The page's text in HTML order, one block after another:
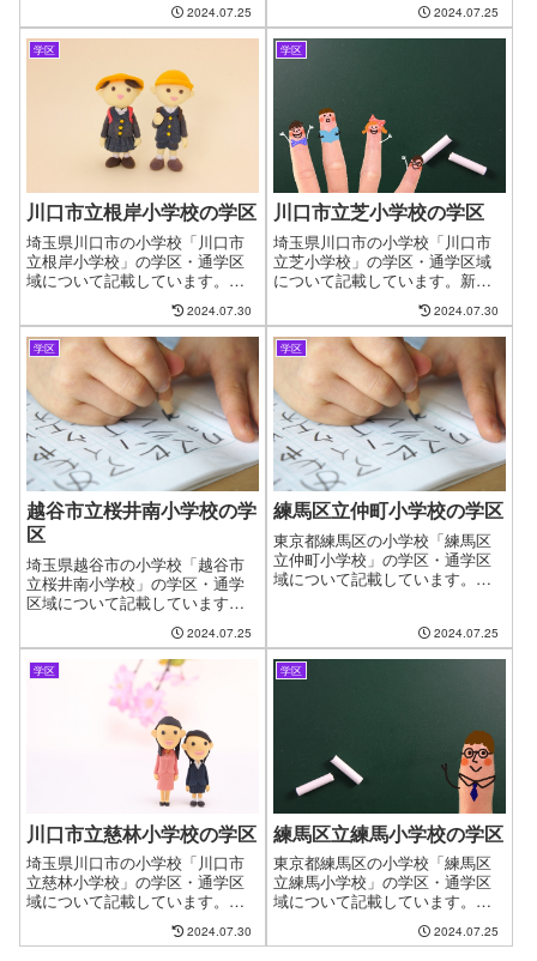
す時に良くある問題として、お
子様の通う学校の問題がありま
す。やっと見つけたお気に入り
の物件も学校が変わってしまう
からと断念するケースもござい
ます。ファインドゼロではお客
様が簡単に、学区・通学区域を
指定して物件探しができるよう
にページを作成しました。
2024.07.25
る問題として、お子様の通う学
校の問題があります。やっと見
つけたお気に入りの物件も学校
ンドゼロではお客様が簡単に、
学区・通学区域を指定して物件
探しができるようにページを作
成しました。
2024.07.25
学区
川口市立根岸小学校の学区
埼玉県川口市の小学校「川口市
立根岸小学校」の学区・通学区
域について記載しています。新
問題として、お子様の通う学校
の問題があります。やっと見つ
けたお気に入りの物件も学校が
変わってしまうからと断念する
ケースもございます。ファイン
ドゼロではお客様が簡単に、学
区・通学区域を指定して物件探
しができるようにページを作成
しました。
2024.07.30
学区
川口市立芝小学校の学区
埼玉県川口市の小学校「川口市
立芝小学校」の学区・通学区域
について記載しています。新し
題として、お子様の通う学校の
問題があります。やっと見つけ
たお気に入りの物件も学校が変
わってしまうからと断念するケ
ースもございます。ファインド
ゼロではお客様が簡単に、学
区・通学区域を指定して物件探
しができるようにページを作成
しました。
2024.07.30
学区
越谷市立桜井南小学校の学
区
埼玉県越谷市の小学校「越谷市
立桜井南小学校」の学区・通学
区域について記載しています。
る問題として、お子様の通う学
校の問題があります。やっと見
つけたお気に入りの物件も学校
が変わってしまうからと断念す
るケースもございます。ファイ
ンドゼロではお客様が簡単に、
学区・通学区域を指定して物件
探しができるようにページを作
2024.07.25
学区
練馬区立仲町小学校の学区
東京都練馬区の小学校「練馬区
立仲町小学校」の学区・通学区
域について記載しています。新
の問題があります。やっと見つ
けたお気に入りの物件も学校が
変わってしまうからと断念する
区・通学区域を指定して物件探
しができるように学区について
のページを作成しています。
2024.07.25
学区
川口市立慈林小学校の学区
埼玉県川口市の小学校「川口市
立慈林小学校」の学区・通学区
域について記載しています。新
しい住まいを探す時に良くある
問題として、お子様の通う学校
2024.07.30
学区
練馬区立練馬小学校の学区
東京都練馬区の小学校「練馬区
立練馬小学校」の学区・通学区
域について記載しています。新
しい住まいを探す時に良くある
問題として、お子様の通う学校
2024.07.25